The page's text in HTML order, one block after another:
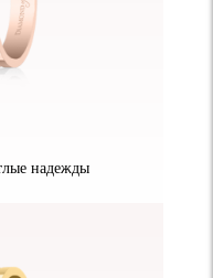
надежды